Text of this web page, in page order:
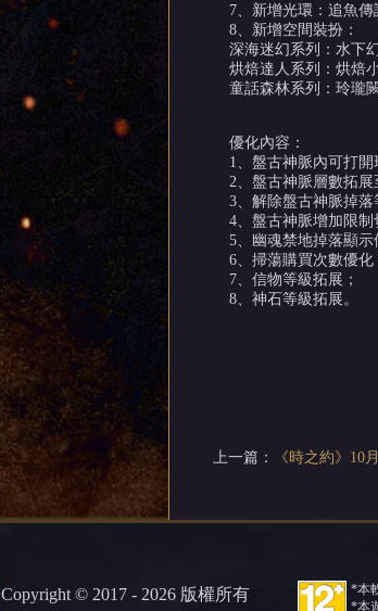
7、新增光環：追魚
8、新增空間裝扮：
深海迷幻系列：水下
烘焙達人系列：烘焙
童話森林系列：玲瓏
優化內容：
1、盤古神脈內可打開
2、盤古神脈層數拓展
3、解除盤古神脈掉落
4、盤古神脈增加限制
5、幽魂禁地掉落顯示
6、掃蕩購買次數優化
7、信物等級拓展；
8、神石等級拓展。
上一篇： 《時之約》10
Copyright © 2017 - 2026 版權所有
*本
*本